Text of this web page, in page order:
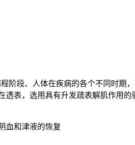
阶段、人体在疾病的各个不同时期
表，选用具有升发疏表解肌作用
血和津液的恢复